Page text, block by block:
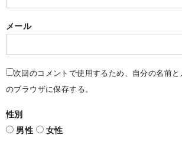
メール
次回のコメントで使用するため、自分の名前と
のブラウザに保存する。
性別
男性
女性